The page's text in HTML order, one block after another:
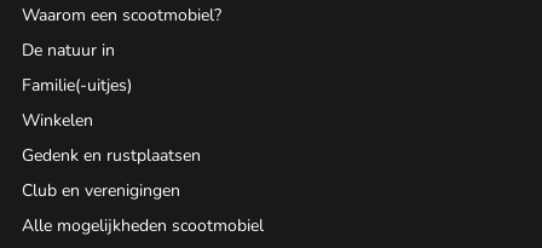
Waarom een scootmobiel?
De natuur in
Familie(-uitjes)
Winkelen
Gedenk en rustplaatsen
Club en verenigingen
Alle mogelijkheden scootmobiel